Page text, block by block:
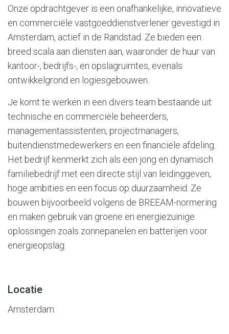
Onze opdrachtgever is een onafhankelijke, innovatieve
en commerciële vastgoeddienstverlener gevestigd in
Amsterdam, actief in de Randstad. Ze bieden een
breed scala aan diensten aan, waaronder de huur van
kantoor-, bedrijfs-, en opslagruimtes, evenals
ontwikkelgrond en logiesgebouwen.
Je komt te werken in een divers team bestaande uit
technische en commerciële beheerders,
managementassistenten, projectmanagers,
buitendienstmedewerkers en een financiële afdeling.
Het bedrijf kenmerkt zich als een jong en dynamisch
familiebedrijf met een directe stijl van leidinggeven,
hoge ambities en een focus op duurzaamheid. Ze
bouwen bijvoorbeeld volgens de BREEAM-normering
en maken gebruik van groene en energiezuinige
oplossingen zoals zonnepanelen en batterijen voor
energieopslag.
Locatie
Amsterdam